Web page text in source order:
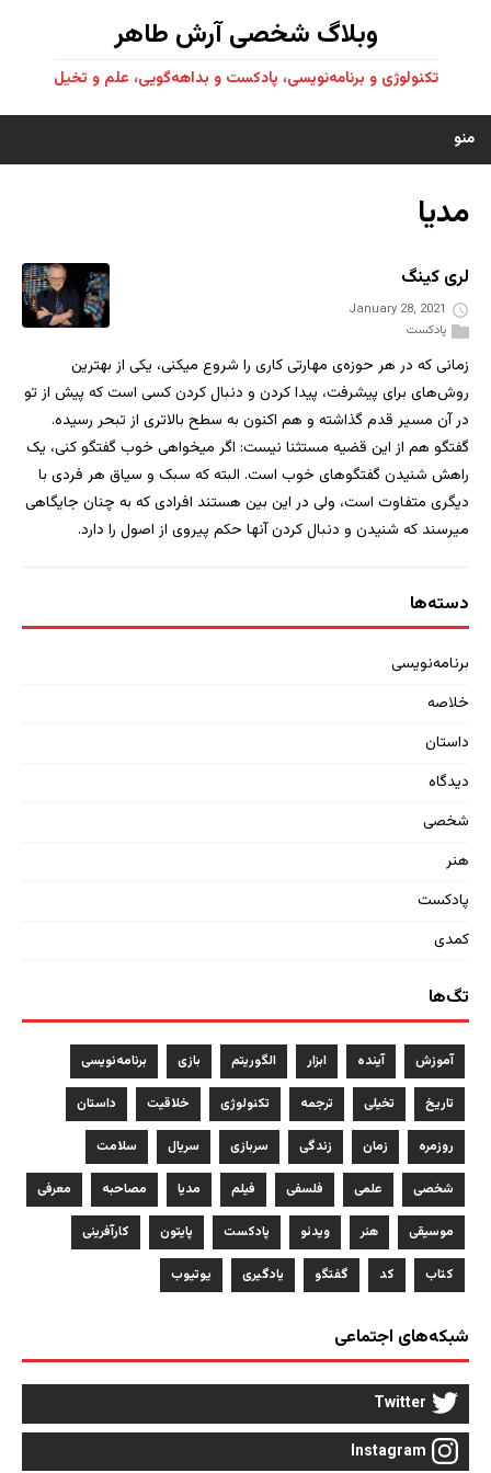
وبلاگ شخصی آرش طاهر
تکنولوژی و برنامه‌نویسی، پادکست و بداهه‌گویی، علم و تخیل
منو
مدیا
لری کینگ
January 28, 2021
پادکست
زمانی که در هر حوزه‌ی مهارتی کاری را شروع میکنی، یکی از بهترین
روش‌های برای پیشرفت، پیدا کردن و دنبال کردن کسی است که پیش از تو
در آن مسیر قدم گذاشته و هم اکنون به سطح بالاتری از تبحر رسیده.
گفتگو هم از این قضیه مستثنا نیست: اگر میخواهی خوب گفتگو کنی، یک
راهش شنیدن گفتگوهای خوب است. البته که سبک و سیاق هر فردی با
دیگری متفاوت است، ولی در این بین هستند افرادی که به چنان جایگاهی
میرسند که شنیدن و دنبال کردن آنها حکم پیروی از اصول را دارد.
دسته‌ها
برنامه‌نویسی
خلاصه
داستان
دیدگاه
شخصی
هنر
پادکست
کمدی
تگ‌ها
آموزش آینده ابزار الگوریتم بازی برنامه‌نویسی
تاریخ تخیلی ترجمه تکنولوژی خلاقیت داستان
روزمره زمان زندگی سربازی سریال سلامت
شخصی علمی فلسفی فیلم مدیا مصاحبه معرفی
موسیقی هنر ویدئو پادکست پایتون کارآفرینی
کتاب کد گفتگو یادگیری یوتیوب
شبکه‌های اجتماعی
Twitter
Instagram